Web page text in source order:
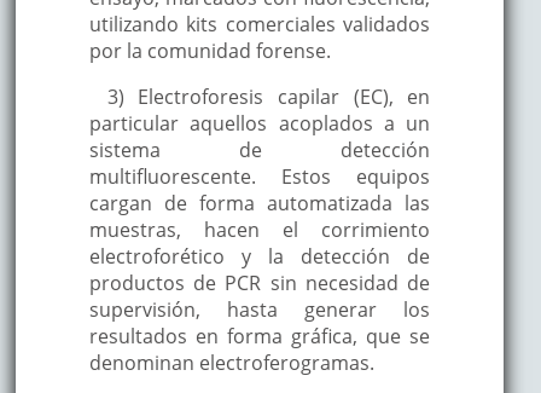
utilizando kits comerciales validados
por la comunidad forense.
3) Electroforesis capilar (EC), en
particular aquellos acoplados a un
sistema de detección
multifluorescente. Estos equipos
cargan de forma automatizada las
muestras, hacen el corrimiento
electroforético y la detección de
productos de PCR sin necesidad de
supervisión, hasta generar los
resultados en forma gráfica, que se
denominan electroferogramas.